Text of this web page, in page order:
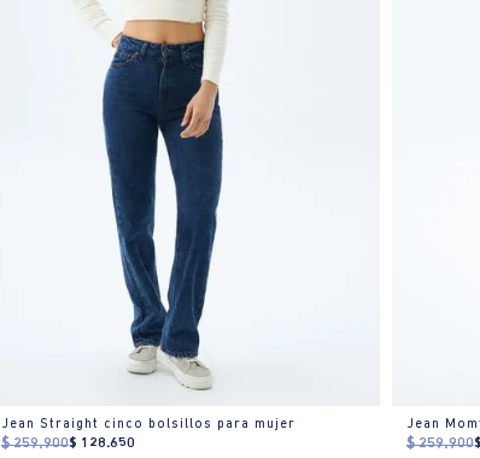
Jean Straight cinco bolsillos para mujer
$ 259.900$ 128.650
Jean
$ 259.900$